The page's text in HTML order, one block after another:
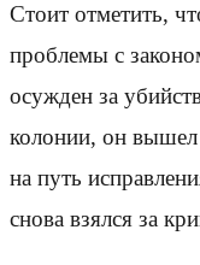
Стоит отметить,
проблемы с
осужден за
колонии, он вышел
на путь
снова взялся за